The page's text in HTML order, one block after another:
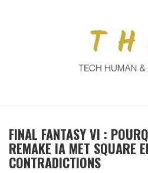
FINAL FANTASY VI :
REMAKE IA MET SQUARE
CONTRADICTIONS